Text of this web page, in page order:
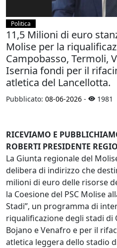
Politica
11,5 Milioni di euro
Molise per la
Campobasso, Termoli,
Isernia fondi per il
atletica del Lancellotta.
Pubblicato: 08-06-2026 - 1981
RICEVIAMO E
ROBERTI PRESIDENTE
La Giunta regionale del
delibera di indirizzo che
milioni di euro delle risorse
la Coesione del PSC Molise
Stadi”, un programma di
riqualificazione degli stadi di
Bojano e Venafro e per il
atletica leggera dello stadio